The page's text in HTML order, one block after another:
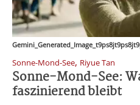
Sonne-Mond-See, Riyue Tan
Sonne-Mond-See:
faszinierend bleibt